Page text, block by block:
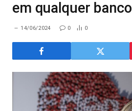
em qualquer banco
14/06/2024 0 0